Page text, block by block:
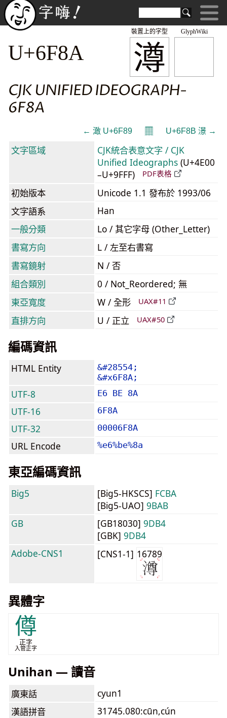
GlyphWiki
澊
裝置上的字型
U+6F8A
CJK UNIFIED IDEOGRAPH-
6F8A
← 澉 U+6F89 𝄜 U+6F8B 澋 →
文字區域
CJK統合表意文字 / CJK
Unified Ideographs (U+4E00
–U+9FFF)
PDF表格
初始版本
Unicode 1.1 發布於 1993/06
文字語系
Han
一般分類
Lo / 其它字母 (Other_Letter)
書寫方向
L / 左至右書寫
書寫鏡射
N / 否
組合類別
0 / Not_Reordered; 無
東亞寬度
W / 全形 UAX#11
直排方向 U / 正立 UAX#50
編碼資訊
HTML Entity
&#28554;
&#x6F8A;
UTF-8 E6 BE 8A
UTF-16 6F8A
UTF-32 00006F8A
URL Encode %e6%be%8a
東亞編碼資訊
Big5 [Big5-HKSCS] FCBA
[Big5-UAO] 9BAB
GB
[GB18030] 9DB4
[GBK] 9DB4
Adobe-CNS1
[CNS1-1] 16789
異體字
僔
正字
入管正字
Unihan — 讀音
廣東話
cyun1
漢語拼音
31745.080:cūn,cún